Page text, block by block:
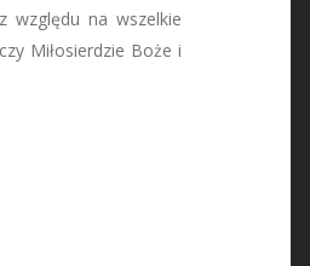
względu na wszelkie
Miłosierdzie Boże i